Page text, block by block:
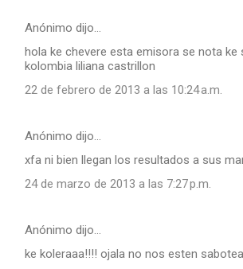
Anónimo dijo…
hola ke chevere esta emisora se nota ke
kolombia liliana castrillon
22 de febrero de 2013 a las 10:24 a.m.
Anónimo dijo…
xfa ni bien llegan los resultados a sus
24 de marzo de 2013 a las 7:27 p.m.
Anónimo dijo…
ke koleraaa!!!! ojala no nos esten